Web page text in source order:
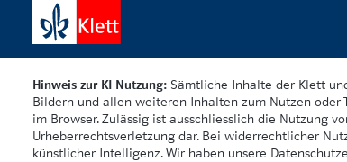
Hinweis zur KI-Nutzung: Sämtliche Inhalte der Klett
Bildern und allen weiteren Inhalten zum Nutzen oder
im Browser. Zulässig ist ausschliesslich die Nutzung
Urheberrechtsverletzung dar. Bei widerrechtlicher
künstlicher Intelligenz. Wir haben unsere